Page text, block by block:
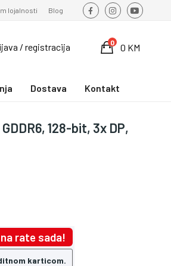
lojalnosti Blog
/ registracija 0 KM
0
Dostava Kontakt
128-bit, 3x DP,
rate sada!
karticom.